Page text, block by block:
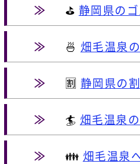
≫ ⛳ 静岡県の
≫ 🍜 畑毛温泉
≫ 🈹 静岡県の
≫ 🏄 畑毛温泉
≫ 👪 畑毛温泉